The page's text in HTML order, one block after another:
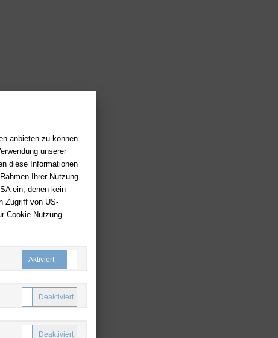
anbieten zu können
unserer
diese Informationen
Ihrer Nutzung
ein, denen kein
Zugriff von US-
Cookie-Nutzung